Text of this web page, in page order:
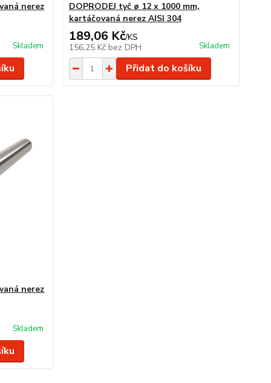
nerez
Skladem
DOPRODEJ tyč ø 12 x 1000 mm,
kartáčovaná nerez AISI 304
189,06 Kč/KS
156,25 Kč bez DPH Skladem
Přidat do košíku
nerez
Skladem